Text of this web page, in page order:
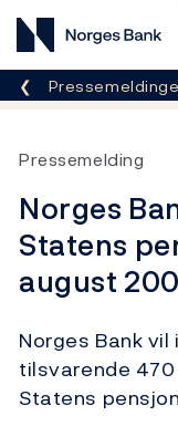
Norges Bank
Her er du nå:
Pressemelding
Norges
Statens
august
Norges Bank
tilsvarende
Statens